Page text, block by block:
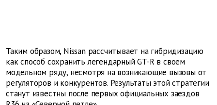
Таким образом, Nissan рассчитывает на гибридизацию
как способ сохранить легендарный GT-R в своем
модельном ряду, несмотря на возникающие вызовы от
регуляторов и конкурентов. Результаты этой стратегии
станут известны после первых официальных заездов